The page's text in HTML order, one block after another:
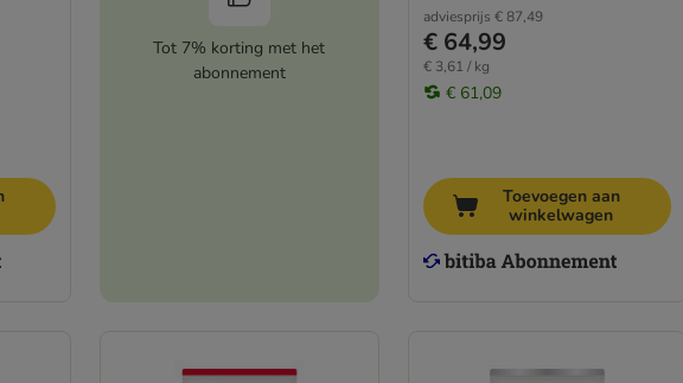
Tot 7% korting met het
abonnement
adviesprijs € 87,49
€ 64,99
€ 3,61 / kg
€ 61,09
Toevoegen aan
winkelwagen